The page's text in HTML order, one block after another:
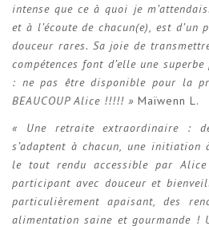
intense que ce à quoi je
et à l’écoute de chacun(e), est d’un
douceur rares. Sa joie de
compétences font d’elle une
: ne pas être disponible pour la
BEAUCOUP Alice !!!!! » Maïwenn L.
« Une retraite extraordinaire :
s’adaptent à chacun, une
le tout rendu accessible par Alice
participant avec douceur et
particulièrement apaisant, des
alimentation saine et gourmande !